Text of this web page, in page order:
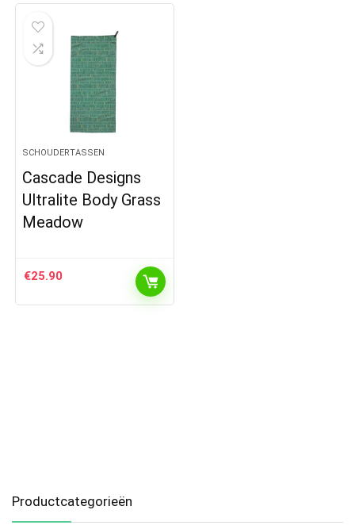
SCHOUDERTASSEN
Cascade Designs
Ultralite Body Grass
Meadow
€25.90
Productcategorieën